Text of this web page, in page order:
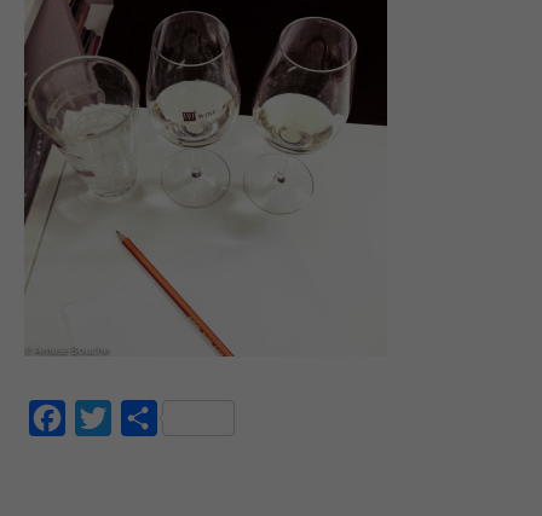
FacebookTwitter